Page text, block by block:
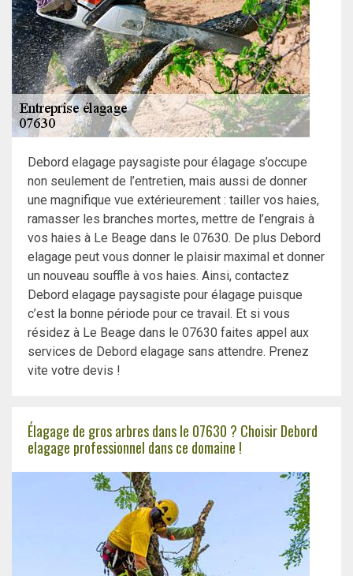
Debord elagage paysagiste pour élagage s’occupe
non seulement de l’entretien, mais aussi de donner
une magnifique vue extérieurement : tailler vos haies,
ramasser les branches mortes, mettre de l’engrais à
vos haies à Le Beage dans le 07630. De plus Debord
elagage peut vous donner le plaisir maximal et donner
un nouveau souffle à vos haies. Ainsi, contactez
Debord elagage paysagiste pour élagage puisque
c’est la bonne période pour ce travail. Et si vous
résidez à Le Beage dans le 07630 faites appel aux
services de Debord elagage sans attendre. Prenez
vite votre devis !
Élagage de gros arbres dans le 07630 ? Choisir Debord
elagage professionnel dans ce domaine !